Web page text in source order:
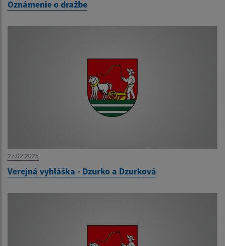
Oznámenie o dražbe
27.02.2025
Verejná vyhláška - Dzurko a Dzurková